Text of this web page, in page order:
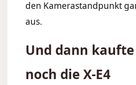
den Kamerastandpunkt
aus.
Und dann
noch die X-E4